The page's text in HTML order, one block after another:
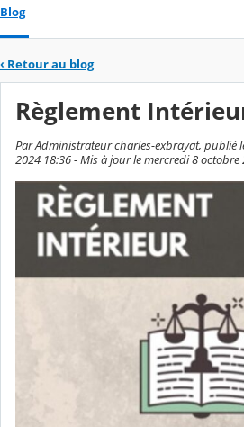
Blog
‹ Retour au blog
Règlement
Par Administrateur charles-exbrayat, publié
2024 18:36 - Mis à jour le mercredi 8 octobre